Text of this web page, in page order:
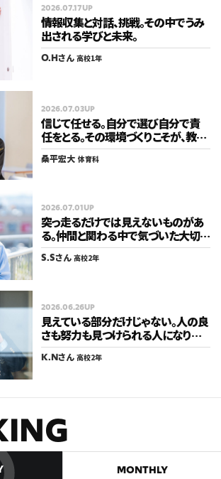
情報収集と対話、挑戦。その中でうみ
出される学びと未来。
2026.07.17UP
O.Hさん 高校1年
信じて任せる。自分で選び自分で責
任をとる。その環境づくりこそが、教育
だから。
2026.07.03UP
桑平宏大 体育科
突っ走るだけでは見えないものがあ
る。仲間と関わる中で気づいた大切
なこと。
2026.07.01UP
S.Sさん 高校2年
見えている部分だけじゃない。人の良
さも努力も見つけられる人になりた
い。
2026.06.26UP
K.Nさん 高校2年
MONTHLY